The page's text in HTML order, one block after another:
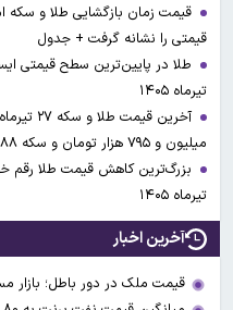
قیمتی را نشانه گرفت + جدول
تیرماه ۱۴۰۵
میلیون و ۷۹۵ هزار تومان و سکه ۱۸۸ میلیون و ۵۰۰ هزار تومان شد
تیرماه ۱۴۰۵
آخرین اخبار
قیمت ملک در دور باطل؛ بازار